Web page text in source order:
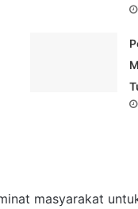
masyarakat